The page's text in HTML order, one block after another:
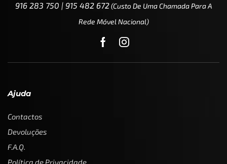
916 283 750 | 915 482 672(custo De Uma Chamada Para A
Rede Móvel Nacional)
Ajuda
Contactos
Devoluções
F.A.Q.